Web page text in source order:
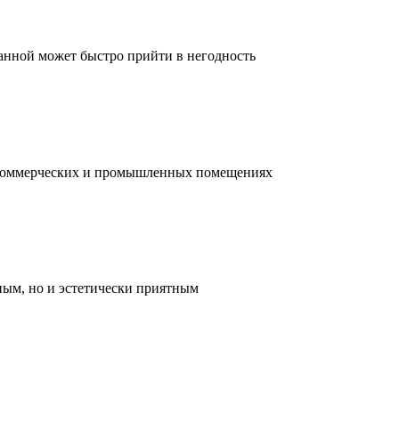
может быстро прийти в негодность
и промышленных помещениях
но и эстетически приятным